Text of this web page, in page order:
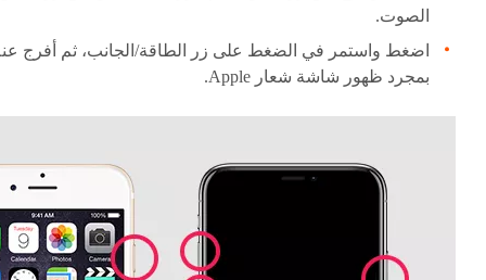
الصوت.
اضغط واستمر في الضغط على زر الطاقة/الجانب، ثم أفرج
بمجرد ظهور شاشة شعار Apple.